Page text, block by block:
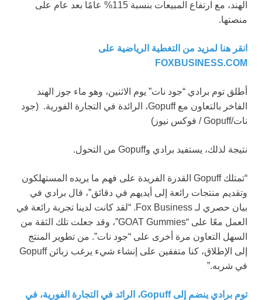
الهند، مع ارتفاع المبيعات بنسبة 115% عامًا بعد عام على
منصتها.
انقر هنا لمزيد من التغطية الرياضية على
FOXBUSINESS.COM
أطلق توم برادي “جود نات” يوم الاثنين، وهو ماء جوز الهند
الفاخر بالتعاون مع Gopuff، الرائدة في التجارة الفورية.
(جود
نات/Gopuff / فوكس نيوز)
نتيجة لذلك، يستفيد برادي وGopuff من التحول.
“تمتلك Gopuff القدرة الفريدة على فهم ما يريده المستهلكون
وتقديم منتجات رائعة إلى أيديهم في دقائق”، قال برادي في
بيان حصري لـ Fox Business. “لقد كانت لدينا تجربة رائعة في
العمل معًا على “GOAT Gummies”، وقد جعلت تلك الثقة من
السهل التعاون مرة أخرى على “جود نات”. من تطوير المنتج
إلى الإطلاق، كنا متفقين على إنشاء شيء يرغب زبائن Gopuff
في شربه.”
توم برادي ينضم إلى Gopuff، الرائد في التجارة الفورية، في